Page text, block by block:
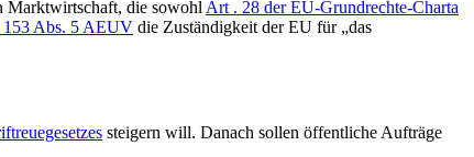
Marktwirtschaft, die sowohl Art . 28 der EU-Grundrechte-Charta
Abs. 5 AEUV die Zuständigkeit der EU für „das
steigern will. Danach sollen öffentliche Aufträge